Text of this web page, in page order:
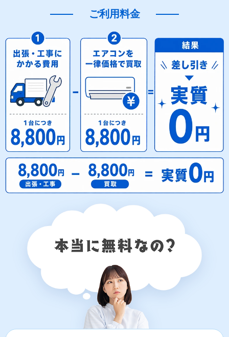
ご利用料金